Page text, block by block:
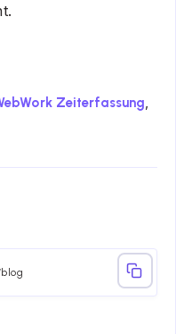
Zeiterfassung
Whatsapp